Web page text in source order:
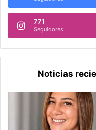
771
Seguidores
Noticias